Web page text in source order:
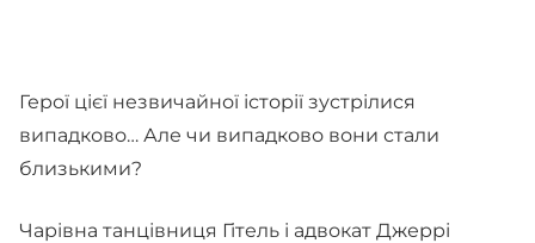
Герої цієї незвичайної історії зустрілися
випадково… Але чи випадково вони стали
близькими?
Чарівна танцівниця Гітель і адвокат Джеррі